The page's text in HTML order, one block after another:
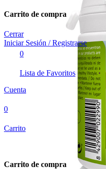
Carrito de compra
Cerrar
Iniciar Sesión / Registrarse
0
Lista de Favoritos
Cuenta
0
Carrito
Carrito de compra